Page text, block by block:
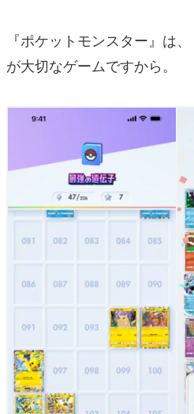
『ポケットモンスター』は
が大切なゲームですから。